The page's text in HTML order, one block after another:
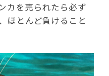
カを売られたら必ず
ほとんど負けること